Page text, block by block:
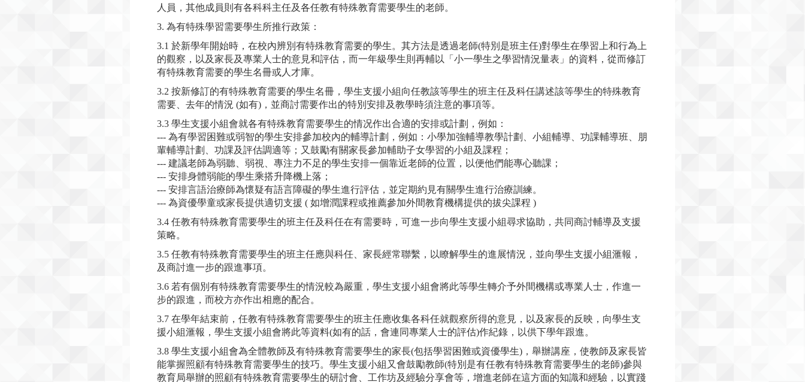
人員，其他成員則有各科科主任及各任教有特殊教育需要學生的老師。
3. 為有特殊學習需要學生所推行政策：
3.1 於新學年開始時，在校內辨別有特殊教育需要的學生。其方法是透過老師(特別是班主任)對學生在學習上和行為上
的觀察，以及家長及專業人士的意見和評估，而一年級學生則再輔以「小一學生之學習情況量表」的資料，從而修訂
有特殊教育需要的學生名冊或人才庫。
3.2 按新修訂的有特殊教育需要的學生名冊，學生支援小組向任教該等學生的班主任及科任講述該等學生的特殊教育
需要、去年的情況 (如有)，並商討需要作出的特別安排及教學時須注意的事項等。
3.3 學生支援小組會就各有特殊教育需要學生的情况作出合適的安排或計劃，例如：
--- 為有學習困難或弱智的學生安排參加校內的輔導計劃，例如：小學加強輔導教學計劃、小組輔導、功課輔導班、朋
輩輔導計劃、功課及評估調適等；又鼓勵有關家長參加輔助子女學習的小組及課程；
--- 建議老師為弱聽、弱視、專注力不足的學生安排一個靠近老師的位置，以便他們能專心聽課；
--- 安排身體弱能的學生乘搭升降機上落；
--- 安排言語治療師為懷疑有語言障礙的學生進行評估，並定期約見有關學生進行治療訓練。
--- 為資優學童或家長提供適切支援 ( 如增潤課程或推薦參加外間教育機構提供的拔尖課程 )
3.4 任教有特殊教育需要學生的班主任及科任在有需要時，可進一步向學生支援小組尋求協助，共同商討輔導及支援
策略。
3.5 任教有特殊教育需要學生的班主任應與科任、家長經常聯繫，以瞭解學生的進展情況，並向學生支援小組滙報，
及商討進一步的跟進事項。
3.6 若有個別有特殊教育需要學生的情況較為嚴重，學生支援小組會將此等學生轉介予外間機構或專業人士，作進一
步的跟進，而校方亦作出相應的配合。
3.7 在學年結束前，任教有特殊教育需要學生的班主任應收集各科任就觀察所得的意見，以及家長的反映，向學生支
援小組滙報，學生支援小組會將此等資料(如有的話，會連同專業人士的評估)作紀錄，以供下學年跟進。
3.8 學生支援小組會為全體教師及有特殊教育需要學生的家長(包括學習困難或資優學生)，舉辦講座，使教師及家長皆
能掌握照顧有特殊教育需要學生的技巧。學生支援小組又會鼓勵教師(特別是有任教有特殊教育需要學生的老師)參與
教育局舉辦的照顧有特殊教育需要學生的研討會、工作坊及經驗分享會等，增進老師在這方面的知識和經驗，以實踐